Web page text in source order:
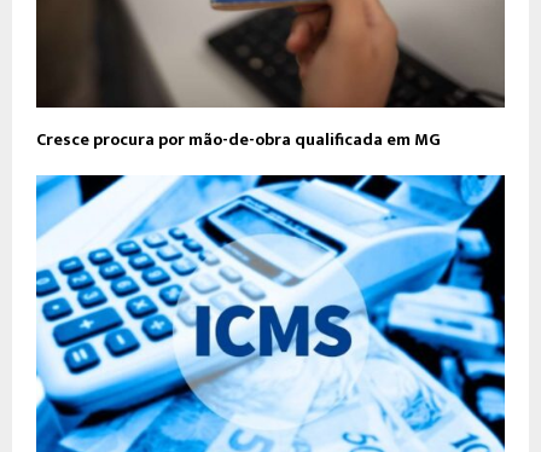
Cresce procura por mão-de-obra qualificada em MG